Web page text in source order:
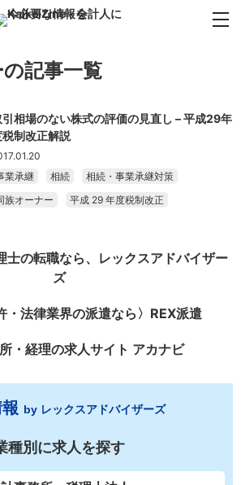
記事一覧
引相場のない株式の評価の見直し – 平成29年
税制改正解説
業承継
相続
相続・事業承継対策
族オーナー
平成 29 年度税制改正
by レックスアドバイザーズ
種別に求人を探す